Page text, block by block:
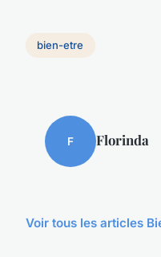
bien-etre
F Florinda
Voir tous les articles